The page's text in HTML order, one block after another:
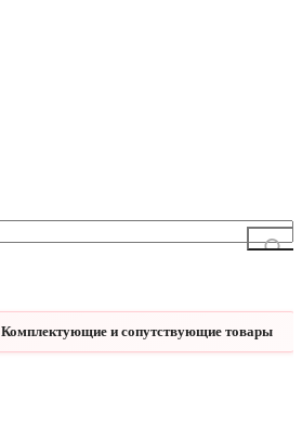
Комплектующие и сопутствующие товары